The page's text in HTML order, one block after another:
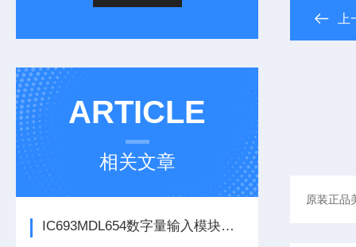
ARTICLE
相关文章
IC693MDL654数字量输入模块的定期维护保养方法分享